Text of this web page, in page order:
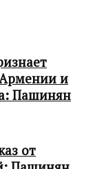
и
Пашинян
от